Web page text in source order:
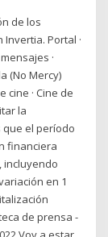
de los
Portal ·
·
(No Mercy)
cine · Cine de
la
el período
financiera
incluyendo
en 1
de prensa -